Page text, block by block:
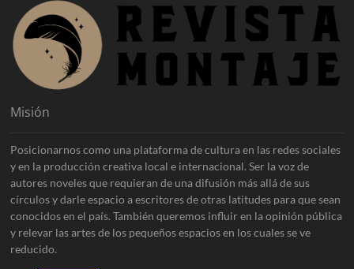
Misión
Posicionarnos como una plataforma de cultura en las redes sociales
y en la producción creativa local e internacional. Ser la voz de
autores noveles que requieran de una difusión más allá de sus
círculos y darle espacio a escritores de otras latitudes para que sean
conocidos en el país. También queremos influir en la opinión pública
y relevar las artes de los pequeños espacios en los cuales se ve
reducido.